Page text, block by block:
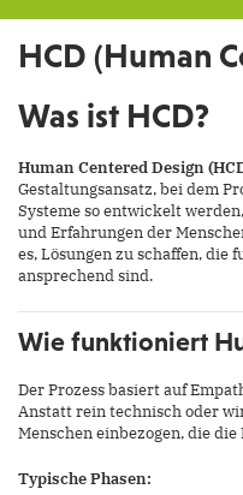
HCD (Human
Was ist HCD?
Human Centered Design
Gestaltungsansatz, bei dem
Systeme so entwickelt
und Erfahrungen der
es, Lösungen zu schaffen,
ansprechend sind.
Wie funktioniert
Der Prozess basiert auf
Anstatt rein technisch oder
Menschen einbezogen, die
Typische Phasen: